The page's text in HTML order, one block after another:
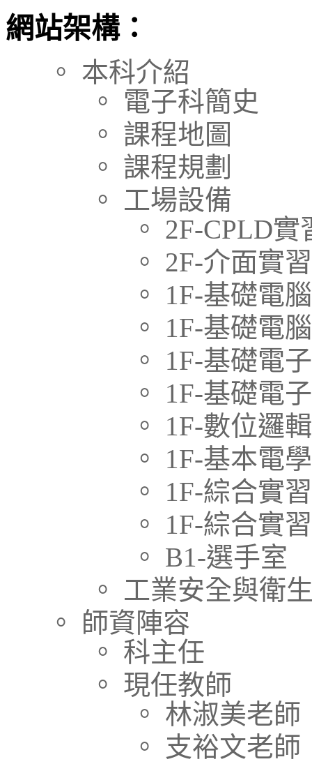
網站架構：
。 本科介紹
。 電子科簡史
。 課程地圖
。 課程規劃
。 工場設備
。 2F-CPLD實
。 2F-介面實
。 1F-基礎電
。 1F-基礎電
。 1F-基礎電
。 1F-基礎電
。 1F-數位邏
。 1F-基本電
。 1F-綜合實
。 1F-綜合實
。 B1-選手室
。 工業安全與衛
。 師資陣容
。 科主任
。 現任教師
。 林淑美老師
。 支裕文老師